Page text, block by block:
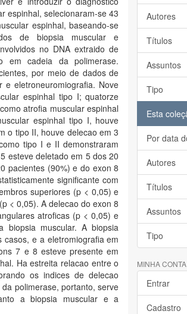
espinhal, selecionaram-se 43
espinhal, baseando-se
de biopsia muscular e
no DNA extraido de
em cadeia da polimerase.
por meio de dados de
e eletroneuromiografia. Nove
espinhal tipo I; quatorze
atrofia muscular espinhal
espinhal tipo I, houve
o tipo II, houve delecao em 3
tipo I e II demonstraram
esteve deletado em 5 dos 20
pacientes (90%) e do exon 8
significante com
superiores (p < 0,05) e
< 0,05). A delecao do exon 8
atroficas (p < 0,05) e
biopsia muscular. A biopsia
casos, e a eletromiografia em
7 e 8 esteve presente em
Ha estreita relacao entre o
os indices de delecao
polimerase, portanto, serve
a biopsia muscular e a
Autores
Títulos
Assuntos
Tipo
Esta
Por data
Autores
Títulos
Assuntos
Tipo
MINHA CONTA
Entrar
Cadastro